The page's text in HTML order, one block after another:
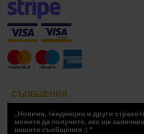
СЪОБЩЕНИЯ
„Новини, тенденции и други
можете да получите, ако ще
нашите съобщения :) "